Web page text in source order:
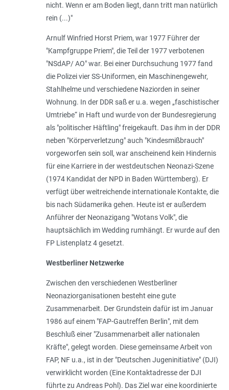
nicht. Wenn er am Boden liegt, dann tritt man natürlich
rein (...)"
Arnulf Winfried Horst Priem, war 1977 Führer der
"Kampfgruppe Priem", die Teil der 1977 verbotenen
"NSdAP/ AO" war. Bei einer Durchsuchung 1977 fand
die Polizei vier SS-Uniformen, ein Maschinengewehr,
Stahlhelme und verschiedene Naziorden in seiner
Wohnung. In der DDR saß er u.a. wegen „faschistischer
Umtriebe“ in Haft und wurde von der Bundesregierung
als "politischer Häftling" freigekauft. Das ihm in der DDR
neben "Körperverletzung" auch "Kindesmißbrauch"
vorgeworfen sein soll, war anscheinend kein Hindernis
für eine Karriere in der westdeutschen Neonazi-Szene
(1974 Kandidat der NPD in Baden Württemberg). Er
verfügt über weitreichende internationale Kontakte, die
bis nach Südamerika gehen. Heute ist er außerdem
Anführer der Neonazigang "Wotans Volk", die
hauptsächlich im Wedding rumhängt. Er wurde auf den
FP Listenplatz 4 gesetzt.
Westberliner Netzwerke
Zwischen den verschiedenen Westberliner
Neonaziorganisationen besteht eine gute
Zusammenarbeit. Der Grundstein dafür ist im Januar
1986 auf einem "FAP-Gautreffen Berlin", mit dem
Beschluß einer "Zusammenarbeit aller nationalen
Kräfte", gelegt worden. Diese gemeinsame Arbeit von
FAP, NF u.a., ist in der "Deutschen Jugeninitiative" (DJI)
verwirklicht worden (Eine Kontaktadresse der DJI
führte zu Andreas Pohl). Das Ziel war eine koordinierte